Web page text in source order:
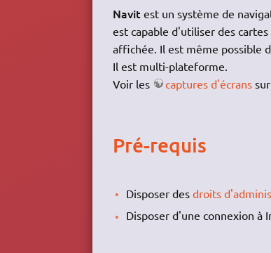
Navit est un système de
est capable d'utiliser des
affichée. Il est même possible
Il est multi-plateforme.
Voir les
captures d'écranssur
Pré-requis
Disposer desdroits
Disposer d'une connexion à